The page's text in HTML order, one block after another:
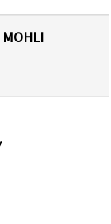
MOHLI